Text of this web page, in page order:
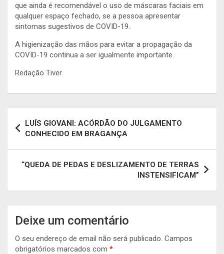
que ainda é recomendável o uso de máscaras faciais em
qualquer espaço fechado, se a pessoa apresentar
sintomas sugestivos de COVID-19.
A higienização das mãos para evitar a propagação da
COVID-19 continua a ser igualmente importante.
Redação Tiver
de
artigos
LUÍS GIOVANI: ACÓRDÃO DO JULGAMENTO
CONHECIDO EM BRAGANÇA
“QUEDA DE PEDAS E DESLIZAMENTO DE TERRAS
INSTENSIFICAM”
Deixe um comentário
O seu endereço de email não será publicado. Campos
obrigatórios marcados com *